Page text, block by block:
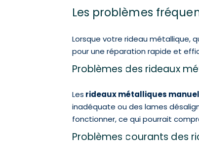
Les problèmes
Lorsque votre rideau métallique,
pour une réparation rapide et
Problèmes des rideaux
Les rideaux métalliques
inadéquate ou des lames
fonctionner, ce qui pourrait
Problèmes courants des